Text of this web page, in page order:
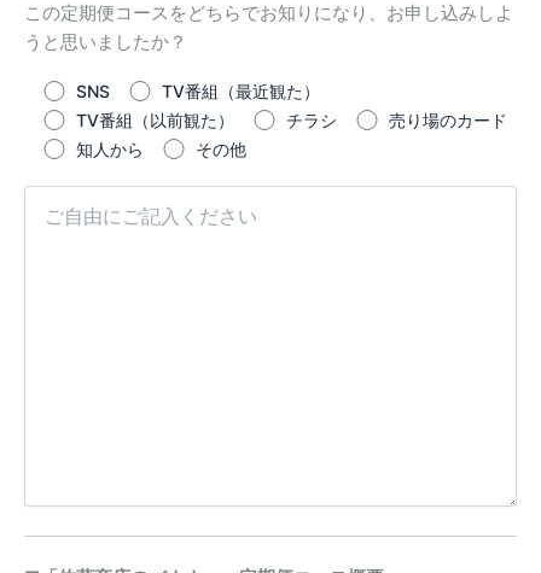
この定期便コースをどちらでお知りになり、お申し込みしよ
うと思いましたか？
SNS
TV番組（最近観た）
TV番組（以前観た）
チラシ
売り場のカード
知人から
その他